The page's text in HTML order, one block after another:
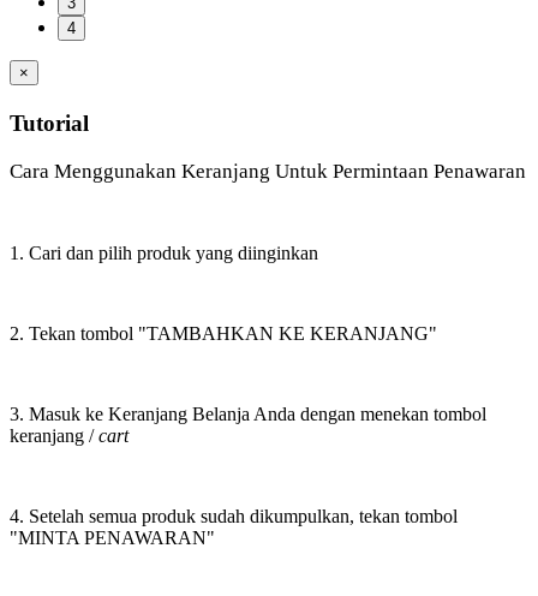
4
×
Tutorial
Cara Menggunakan Keranjang Untuk Permintaan Penawaran
1. Cari dan pilih produk yang diinginkan
2. Tekan tombol "TAMBAHKAN KE KERANJANG"
3. Masuk ke Keranjang Belanja Anda dengan menekan tombol
keranjang /cart
4. Setelah semua produk sudah dikumpulkan, tekan tombol
"MINTA PENAWARAN"